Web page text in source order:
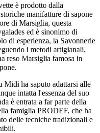
è prodotto dalla
manifatture di sapone
di Marsiglia, questa
ed è sinonimo di
di esperienza, la Savonnerie
i metodi artigianali,
reso Marsiglia famosa in
Midi ha saputo adattarsi alle
intatta l'essenza del suo
è entrata a far parte della
famiglia PRODEF, che ha
delle tecniche tradizionali e